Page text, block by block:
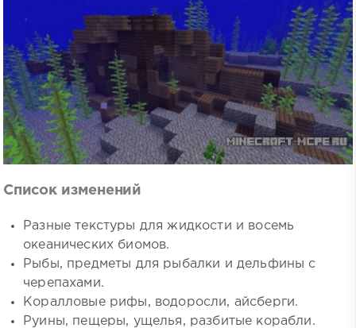
Список изменений
Разные текстуры для жидкости и восемь
океанических биомов.
Рыбы, предметы для рыбалки и дельфины с
черепахами.
Коралловые рифы, водоросли, айсберги.
Руины, пещеры, ущелья, разбитые корабли.